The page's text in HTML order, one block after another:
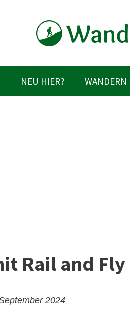
NEU HIER? WANDERN
Rail and Fly
2024